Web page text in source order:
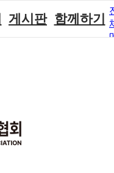
게시판
포토갤러리
자유게시판
함께하기